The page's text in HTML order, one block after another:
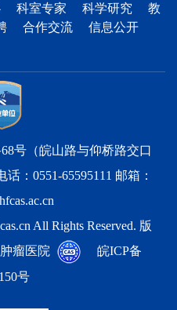
科室专家 科学研究
教
合作交流
信息公开
号（皖山路与仰桥路交口
：0551-65595111 邮箱：
All Rights Reserved. 版
瘤医院
皖ICP备
号